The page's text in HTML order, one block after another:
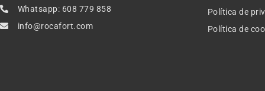
Whatsapp: 608 779 858
info@rocafort.com
Política de
Política de